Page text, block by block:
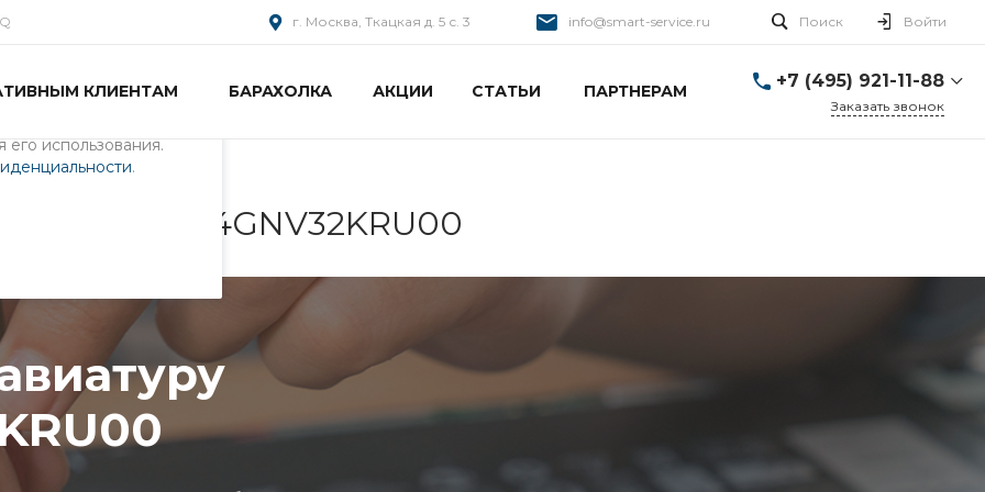
и
использования.
.
г. Москва, Ткацкая д. 5 с. 3 info@smart-service.ru Поиск Войти
КЛИЕНТАМ БАРАХОЛКА АКЦИИ СТАТЬИ ПАРТНЕРАМ
+7 (495) 921-11-88
Заказать звонок
ноутбука 04GNV32KRU00